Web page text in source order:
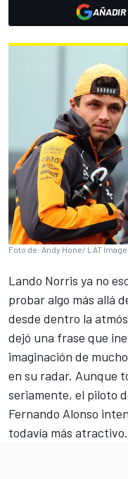
AÑADIR
Foto de: Andy Hone/ LAT
Lando Norris ya no
probar algo más allá
desde dentro la
dejó una frase que
imaginación de
en su radar. Aunque
seriamente, el piloto
Fernando Alonso
todavía más atractivo.